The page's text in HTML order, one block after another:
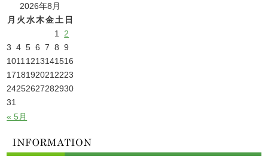
2026年8月
月 火 水木金土 日
1 2
3 4 5 6 7 8 9
10111213141516
17181920212223
24252627282930
31
« 5月